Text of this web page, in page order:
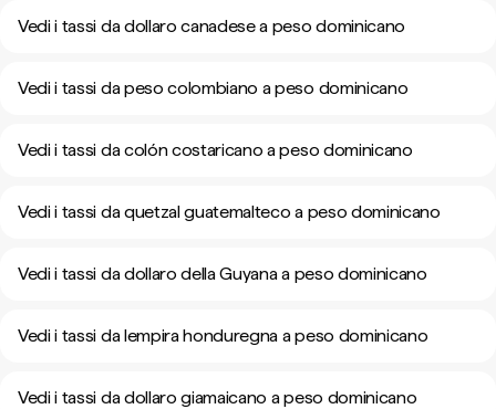
Vedi i tassi da dollaro canadese a peso dominicano
Vedi i tassi da peso colombiano a peso dominicano
Vedi i tassi da colón costaricano a peso dominicano
Vedi i tassi da quetzal guatemalteco a peso dominicano
Vedi i tassi da dollaro della Guyana a peso dominicano
Vedi i tassi da lempira honduregna a peso dominicano
Vedi i tassi da dollaro giamaicano a peso dominicano